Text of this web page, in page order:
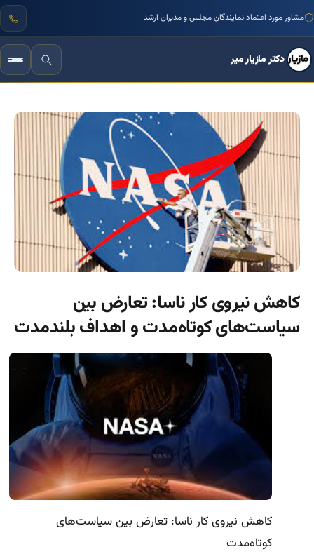
مشاور مورد اعتماد نمایندگان مجلس و مدیران ارشد
دکتر مازیار میر
کاهش نیروی کار ناسا: تعارض بین
سیاست‌های کوتاه‌مدت و اهداف بلندمدت
کاهش نیروی کار ناسا: تعارض بین سیاست‌های
کوتاه‌مدت